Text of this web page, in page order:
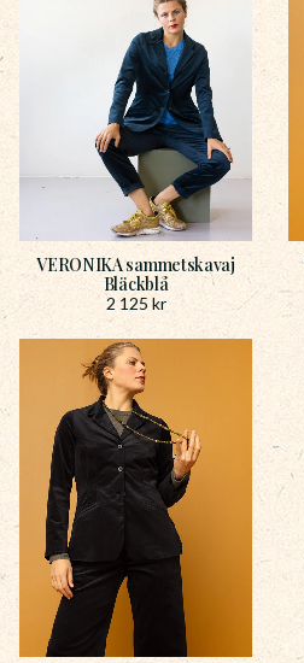
VERONIKA sammetskavaj
Bläckblå
2 125 kr